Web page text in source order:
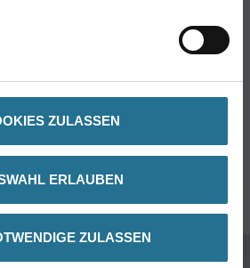
ZULASSEN
ERLAUBEN
ZULASSEN